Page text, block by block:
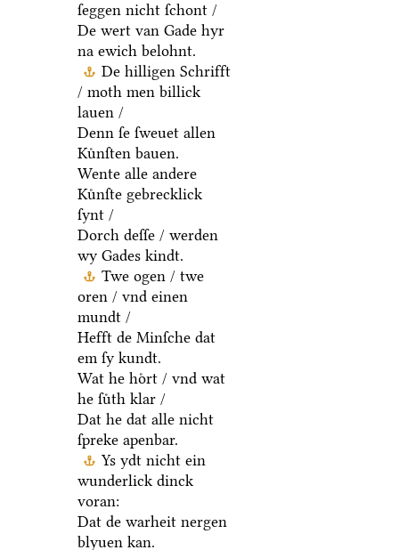
ſeggen nicht ſchont /
De wert van Gade hyr
na ewich belohnt.
De hilligen Schrifft
/ moth men billick
lauen /
Denn ſe ſweuet allen
Kuͤnſten bauen.
Wente alle andere
Kuͤnſte gebrecklick
ſynt /
Dorch deſſe / werden
wy Gades kindt.
Twe ogen / twe
oren / vnd einen
mundt /
Hefft de Minſche dat
em ſy kundt.
Wat he hoͤrt / vnd wat
he ſuͤth klar /
Dat he dat alle nicht
ſpreke apenbar.
Ys ydt nicht ein
wunderlick dinck
voran:
Dat de warheit nergen
blyuen kan.